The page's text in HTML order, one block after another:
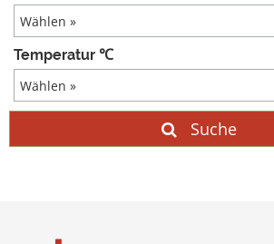
Temperatur ℃
Suche